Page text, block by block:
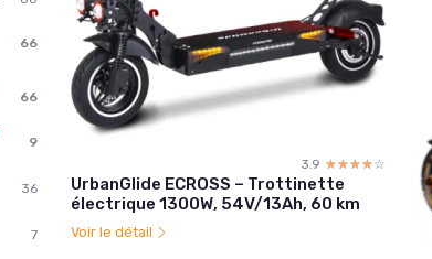
66
66
9
36
7
3.9 ☆☆☆☆☆
★★★★★
UrbanGlide ECROSS – Trottinette
électrique 1300W, 54V/13Ah, 60 km
Voir le détail